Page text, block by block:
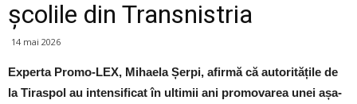
școlile din Transnistria
14 mai 2026
Experta Promo-LEX, Mihaela Șerpi, afirmă că autoritățile de
la Tiraspol au intensificat în ultimii ani promovarea unei așa-